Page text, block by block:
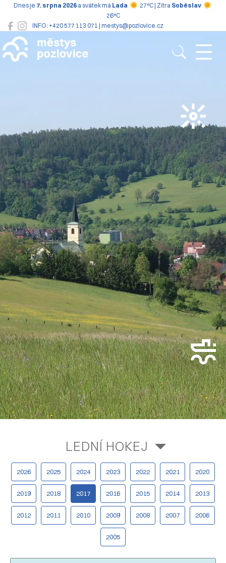
INFO: +420 577 113 071 | mestys@pozlovice.cz
Dnes je 7. srpna 2026 a svátek má Lada 27°C | Zítra Soběslav
26°C
Pozlovice
LEDNÍ HOKEJ
2026 2025 2024 2023 2022 2021 2020
2019 2018 2017 2016 2015 2014 2013
2012 2011 2010 2009 2008 2007 2006
2005